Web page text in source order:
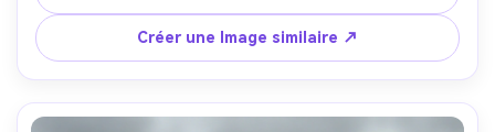
derrière, lumières pratiques au-dessus de la tête plus
remplissage doux, Sony A7S III, 35mm f/1.8, gros plan
moyen, léger tour de 3/4, humeur intense motivationnelle,
transpiration réaliste et texture de peau, haute
résolution, mise au point nette, contraste percutant
Créer une Image similaire ↗